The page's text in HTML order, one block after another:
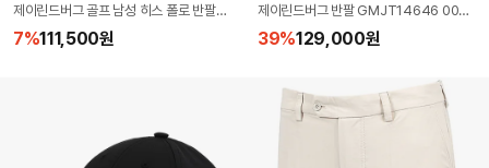
제이린드버그 골프 남성 히스 폴로 반팔티 브린들 (GMJT14650-U144)
7%111,500원
제이린드버그 반팔 GMJT14646 0000
39%129,000원